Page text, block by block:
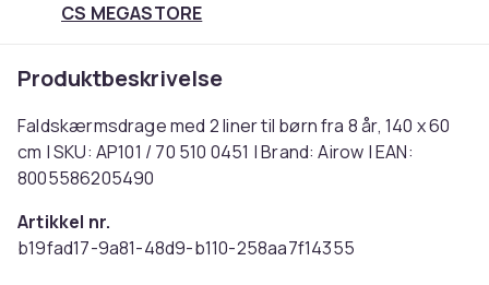
CS MEGASTORE
Produktbeskrivelse
Faldskærmsdrage med 2 liner til børn fra 8 år, 140 x 60
cm | SKU: AP101 / 70 510 0451 | Brand: Airow | EAN:
8005586205490
Artikkel nr.
b19fad17-9a81-48d9-b110-258aa7f14355